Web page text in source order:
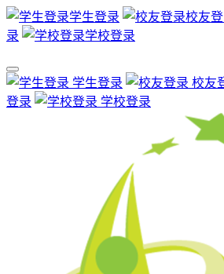
学生登录 校友
录
学校登录
学生登录 校友
登录
学校登录